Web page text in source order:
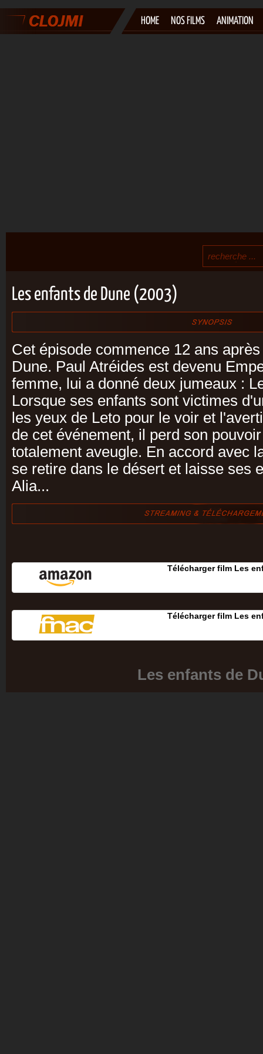
HOME NOS FILMS ANIMATION
Les enfants de Dune (2003)
Cet épisode commence 12 ans
Dune. Paul Atréides est devenu
femme, lui a donné deux jumeaux :
Lorsque ses enfants sont victimes
les yeux de Leto pour le voir et
de cet événement, il perd son
totalement aveugle. En accord avec
se retire dans le désert et laisse ses
Alia...
Télécharger film Les
Télécharger film Les
Les enfants de